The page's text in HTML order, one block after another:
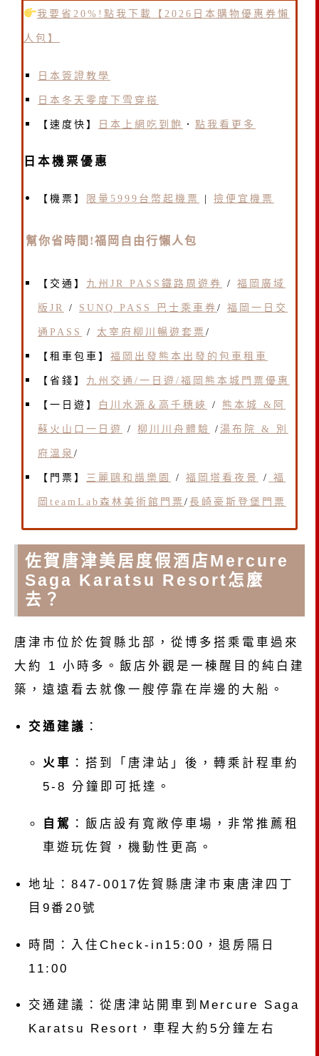
我要省20%!點我下載【2026日本購物優惠券懶
人包】
日本簽證教學
日本冬天零度下雪穿搭
【速度快】 日本上網吃到飽 ． 點我看更多
日本機票優惠
【機票】 限量5999台幣起機票 撿便宜機票
幫你省時間!福岡自由行懶人包
【交通】 九州JR PASS鐵路周遊券 / 福岡廣域
版JR / SUNQ PASS 巴士乘車券 / 福岡一日交
通PASS / 太宰府柳川暢遊套票 /
【租車包車】 福岡出發熊本出發的包車租車
【省錢】 九州交通/一日遊/福岡熊本城門票優惠
【一日遊】 白川水源＆高千穗峽 / 熊本城 &阿
蘇火山口一日遊 / 柳川川舟體驗 / 湯布院 & 別
府溫泉 /
【門票】 三麗鷗和諧樂園 / 福岡塔看夜景 / 福
岡teamLab森林美術館門票 / 長崎豪斯登堡門票
佐賀唐津美居度假酒店Mercure
Saga Karatsu Resort怎麼
去？
唐津市位於佐賀縣北部，從博多搭乘電車過來
大約 1 小時多。飯店外觀是一棟醒目的純白建
築，遠遠看去就像一艘停靠在岸邊的大船。
交通建議 ：
火車 ：搭到「唐津站」後，轉乘計程車約
5-8 分鐘即可抵達。
自駕
：飯店設有寬敞停車場，非常推薦租
車遊玩佐賀，機動性更高。
地址：847-0017佐賀縣唐津市東唐津四丁
目9番20號
時間：入住Check-in15:00，退房隔日
11:00
交通建議：從唐津站開車到Mercure Saga
Karatsu Resort，車程大約5分鐘左右